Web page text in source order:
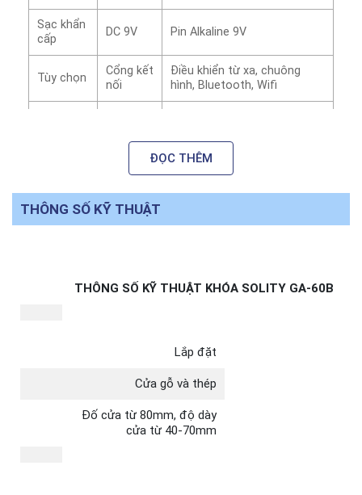
Sạc khẩn
cấp
DC 9V Pin Alkaline 9V
Tùy chọn
Cổng kết
nối
Điều khiển từ xa, chuông
hình, Bluetooth, Wifi
trong
94×185.3×51.7mm
Đặc điểm nổi trội Solity GA-60B
ĐỌC THÊM
THÔNG SỐ KỸ THUẬT
THÔNG SỐ KỸ THUẬT KHÓA SOLITY GA-60B
Lắp đặt
Cửa gỗ và thép
Đố cửa từ 80mm, độ dày
cửa từ 40-70mm